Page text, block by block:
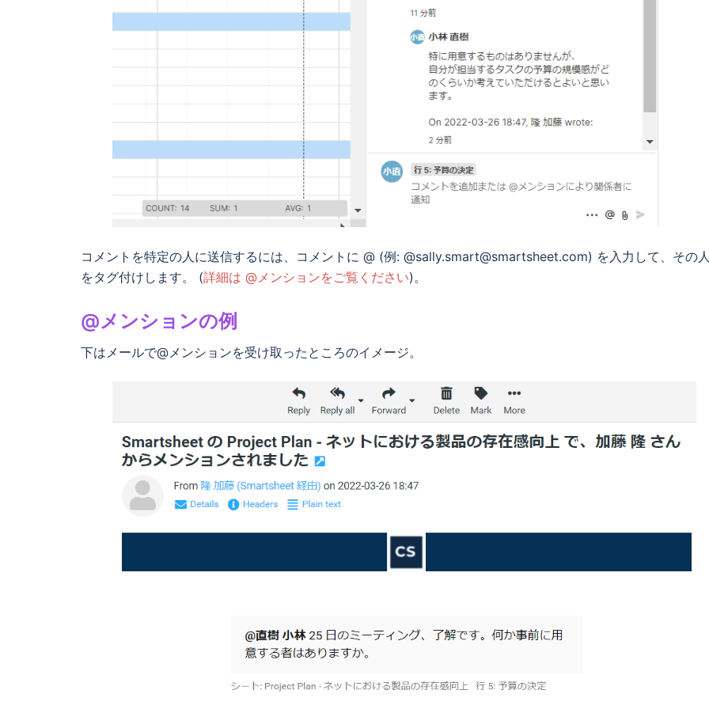
コメントを特定の人に送信するには、コメントに @ (例: @sally.smart@smartsheet.com) を入力して、その
をタグ付けします。 (詳細は @メンションをご覧ください)。
@メンションの例
下はメールで@メンションを受け取ったところのイメージ。